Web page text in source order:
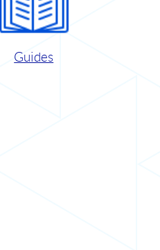
Guides